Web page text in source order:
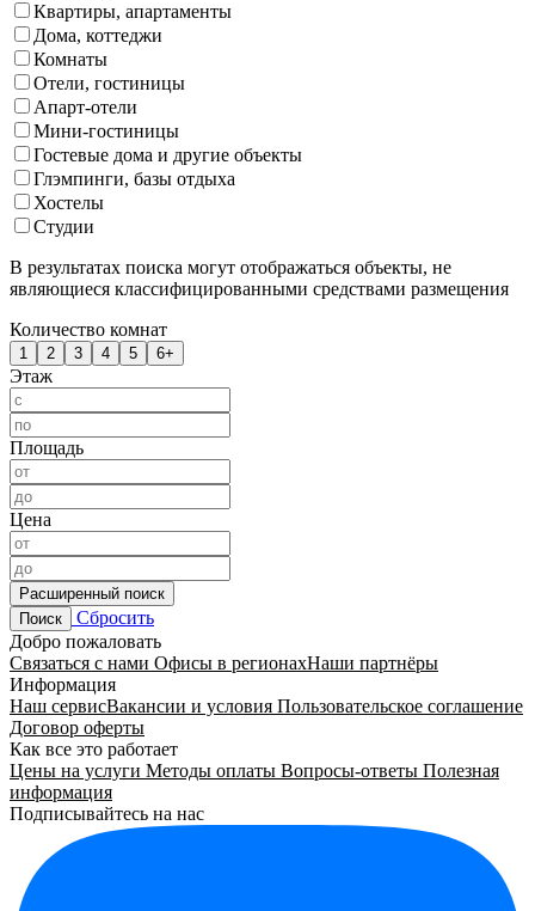
Квартиры, апартаменты
Дома, коттеджи
Комнаты
Отели, гостиницы
Апарт-отели
Мини-гостиницы
Гостевые дома и другие объекты
Глэмпинги, базы отдыха
Хостелы
Студии
В результатах поиска могут отображаться объекты, не
являющиеся классифицированными средствами размещения
Количество комнат
1 2 3 4 5 6+
Этаж
Площадь
Цена
Расширенный поиск
Поиск
Сбросить
Добро пожаловать
Связаться с нами Офисы в регионахНаши партнёры
Информация
Наш сервисВакансии и условия Пользовательское соглашение
Договор оферты
Как все это работает
Цены на услуги Методы оплаты Вопросы-ответы Полезная
информация
Подписывайтесь на нас